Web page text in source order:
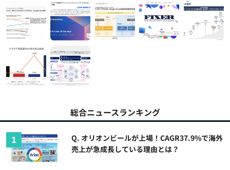
総合ニュースランキング
Q. オリオンビールが上場！CAGR37.9%で海外
売上が急成長している理由とは？